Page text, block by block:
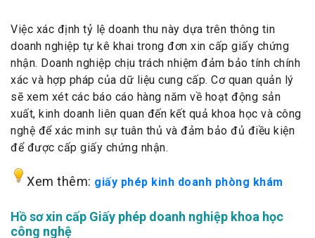
Việc xác định tỷ lệ doanh thu này dựa trên thông tin
doanh nghiệp tự kê khai trong đơn xin cấp giấy chứng
nhận. Doanh nghiệp chịu trách nhiệm đảm bảo tính chính
xác và hợp pháp của dữ liệu cung cấp. Cơ quan quản lý
sẽ xem xét các báo cáo hàng năm về hoạt động sản
xuất, kinh doanh liên quan đến kết quả khoa học và công
nghệ để xác minh sự tuân thủ và đảm bảo đủ điều kiện
để được cấp giấy chứng nhận.
Xem thêm: giấy phép kinh doanh phòng khám
Hồ sơ xin cấp Giấy phép doanh nghiệp khoa học
công nghệ